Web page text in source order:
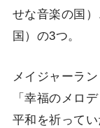
せな音楽の国
国）の3つ。
メイジャーラ
「幸福のメロ
平和を祈って